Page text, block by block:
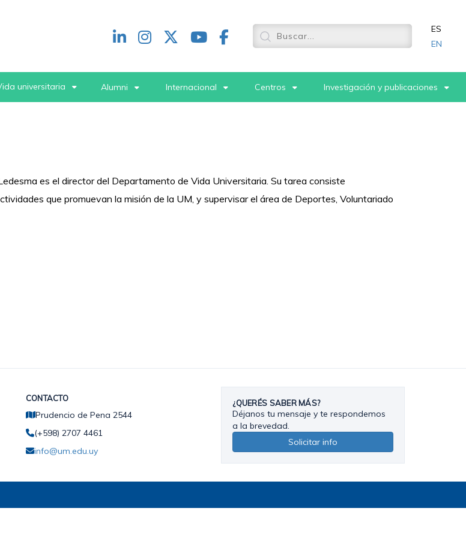
Redes
header
ES
EN
universitaria Alumni Internacional Centros Investigación y publicaciones
es el director del Departamento de Vida Universitaria. Su tarea consiste
que promuevan la misión de la UM, y supervisar el área de Deportes, Voluntariado
CONTACTO
Prudencio de Pena 2544
(+598) 2707 4461
info@um.edu.uy
¿QUERÉS SABER MÁS?
Déjanos tu mensaje y te respondemos
a la brevedad.
Solicitar info